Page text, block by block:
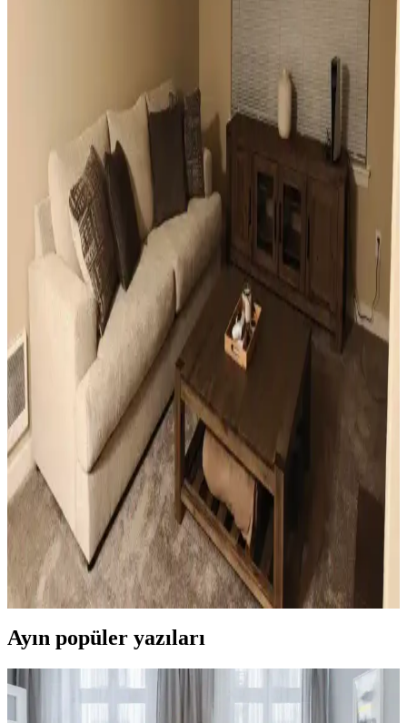
Mutfak Pencereleri İçin Estetik ve Fonksiyonel
Perde ile Jaluzi Seçenekleri
Mutfak pencereleri için perde ve jaluzi seçiminde mevcut pencere
durumu, kullanım alışkanlıkları ve dekorasyon tarzı önemlidir.
Roman storlar, bambu jaluziler ve dekoratif filmler estetik ve
fonksiyonel çözümler sunar.
Sıcak Tonlu Mekanlarda Perde ve Perde Çubuğu
Seçimi İçin Estetik ve Fonksiyonel Rehber
Sıcak beyaz duvarlar ve açık kahverengi zeminlerde perde ve perde
çubuğu seçimi, estetik ve fonksiyonel açıdan mekanın atmosferini
belirler. Doğru renk ve malzeme tercihleri mekana sıcaklık ve uyum
katar.
Ev Dekorasyonunda Küçük Dokunuşlarla
Mekanların Kişisel ve Estetik Dönüşümü
Ev dekorasyonunda aydınlatma, halı, sanat eserleri ve mobilya
uyumu gibi küçük ama etkili dokunuşlar, mekanların kişisel ve
estetik görünümünü önemli ölçüde değiştirir.
Küçük Oturma Odası Dekorasyonunda Denge ve
Katmanlama Teknikleriyle Alanı Genişletme
Küçük oturma odalarında perde, aydınlatma, mobilya ve dekorasyon
seçimleriyle denge ve katmanlama sağlanarak alan görsel olarak
genişletilir ve fonksiyonellik artırılır.
Ayın popüler yazıları